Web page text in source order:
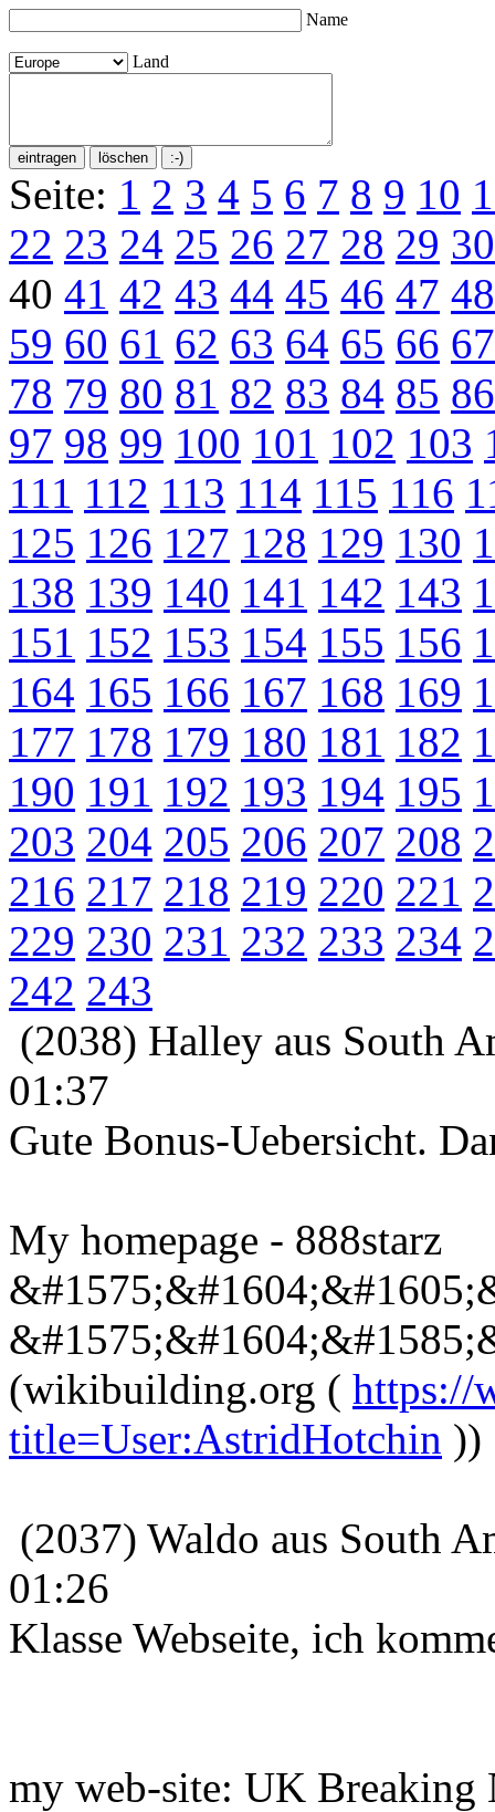
Name
Land
Seite: 1 2 3 4 5 6 7 8 9 10
22 23 24 25 26 27 28 29 30
40 41 42 43 44 45 46 47 48
59 60 61 62 63 64 65 66 67
78 79 80 81 82 83 84 85 86
97 98 99 100 101 102 103
111 112 113 114 115 116
125 126 127 128 129 130
138 139 140 141 142 143
151 152 153 154 155 156
164 165 166 167 168 169
177 178 179 180 181 182
190 191 192 193 194 195
203 204 205 206 207 208
216 217 218 219 220 221
229 230 231 232 233 234
242 243
(2038) Halley aus South
01:37
Gute Bonus-Uebersicht.
My homepage - 888starz
(wikibuilding.org ( https://
title=User:AstridHotchin ))
(2037) Waldo aus South
01:26
Klasse Webseite, ich
my web-site: UK Breaking